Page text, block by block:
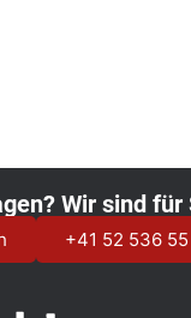
Wir sind für
+41 52 536